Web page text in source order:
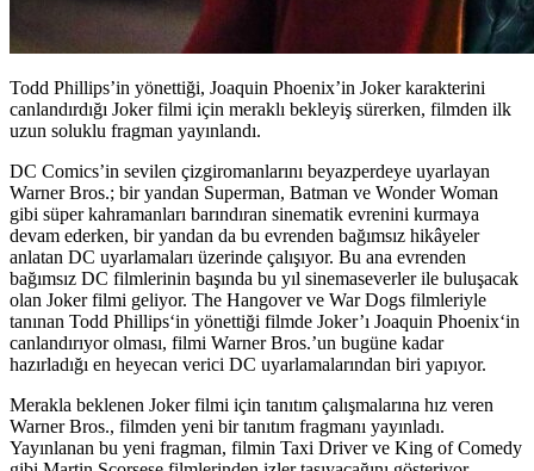
Todd Phillips’in yönettiği, Joaquin Phoenix’in Joker karakterini
canlandırdığı Joker filmi için meraklı bekleyiş sürerken, filmden ilk
uzun soluklu fragman yayınlandı.
DC Comics’in sevilen çizgiromanlarını beyazperdeye uyarlayan
Warner Bros.; bir yandan Superman, Batman ve Wonder Woman
gibi süper kahramanları barındıran sinematik evrenini kurmaya
devam ederken, bir yandan da bu evrenden bağımsız hikâyeler
anlatan DC uyarlamaları üzerinde çalışıyor. Bu ana evrenden
bağımsız DC filmlerinin başında bu yıl sinemaseverler ile buluşacak
olan Jokerfilmi geliyor. The Hangover ve War Dogs filmleriyle
tanınan Todd Phillips‘in yönettiği filmde Joker’ı Joaquin Phoenix‘in
canlandırıyor olması, filmi Warner Bros.’un bugüne kadar
hazırladığı en heyecan verici DC uyarlamalarından biri yapıyor.
Merakla beklenen Joker filmi için tanıtım çalışmalarına hız veren
Warner Bros., filmden yeni bir tanıtım fragmanı yayınladı.
Yayınlanan bu yeni fragman, filmin Taxi Driver ve King of Comedy